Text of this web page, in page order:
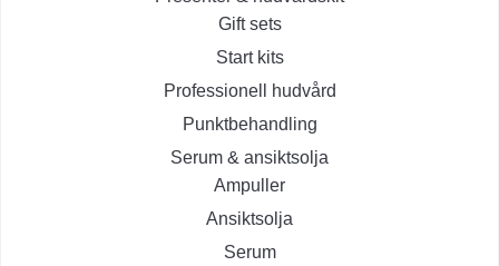
Gift sets
Start kits
Professionell hudvård
Punktbehandling
Serum & ansiktsolja
Ampuller
Ansiktsolja
Serum